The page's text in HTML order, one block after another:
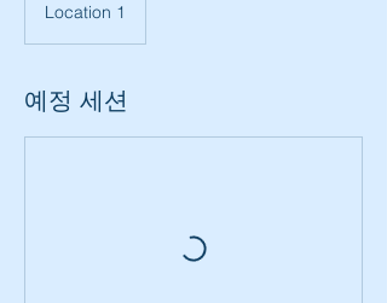
Location 1
예정 세션